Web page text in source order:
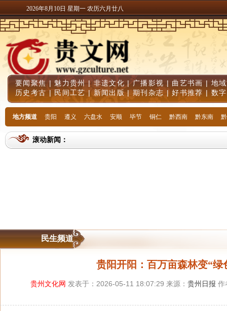
2026年8月10日 星期一 农历六月廿八
要闻聚焦| 魅力贵州|非遗文化 |广播影视 | 曲艺书画 | 地
历史考古 | 民间工艺 | 新闻出版|期刊杂志 |好书推荐 | 数
地方频道 贵阳 遵义 六盘水 安顺 毕节 铜仁 黔西南 黔东南
滚动新闻：
民生频道
贵阳开阳：百万亩森林变“绿
贵州文化网 发表于：2026-05-11 18:07:29 来源： 贵州日报 作